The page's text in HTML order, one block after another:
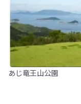
あじ竜王山公園